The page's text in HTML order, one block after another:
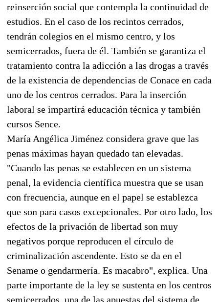
reinserción social que contempla la continuidad de
estudios. En el caso de los recintos cerrados,
tendrán colegios en el mismo centro, y los
semicerrados, fuera de él. También se garantiza el
tratamiento contra la adicción a las drogas a través
de la existencia de dependencias de Conace en cada
uno de los centros cerrados. Para la inserción
laboral se impartirá educación técnica y también
cursos Sence.
María Angélica Jiménez considera grave que las
penas máximas hayan quedado tan elevadas.
"Cuando las penas se establecen en un sistema
penal, la evidencia científica muestra que se usan
con frecuencia, aunque en el papel se establezca
que son para casos excepcionales. Por otro lado, los
efectos de la privación de libertad son muy
negativos porque reproducen el círculo de
criminalización ascendente. Esto se da en el
Sename o gendarmería. Es macabro", explica. Una
parte importante de la ley se sustenta en los centros
semicerrados, una de las apuestas del sistema de